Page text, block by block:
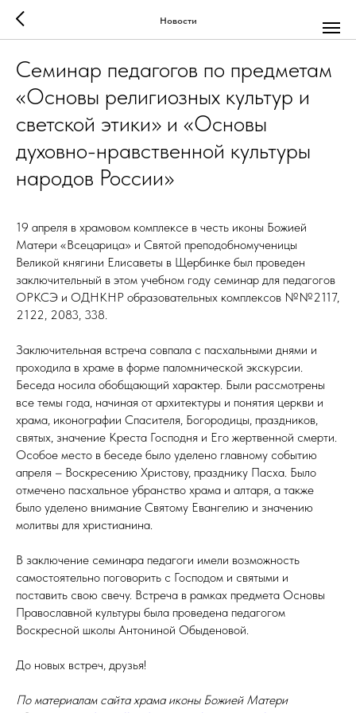
Новости
Семинар педагогов по предметам
«Основы религиозных культур и
светской этики» и «Основы
духовно-нравственной культуры
народов России»
19 апреля в храмовом комплексе в честь иконы Божией
Матери «Всецарица» и Святой преподобномученицы
Великой княгини Елисаветы в Щербинке был проведен
заключительный в этом учебном году семинар для педагогов
ОРКСЭ и ОДНКНР образовательных комплексов №№2117,
2122, 2083, 338.
Заключительная встреча совпала с пасхальными днями и
проходила в храме в форме паломнической экскурсии.
Беседа носила обобщающий характер. Были рассмотрены
все темы года, начиная от архитектуры и понятия церкви и
храма, иконографии Спасителя, Богородицы, праздников,
святых, значение Креста Господня и Его жертвенной смерти.
Особое место в беседе было уделено главному событию
апреля – Воскресению Христову, празднику Пасха. Было
отмечено пасхальное убранство храма и алтаря, а также
было уделено внимание Святому Евангелию и значению
молитвы для христианина.
В заключение семинара педагоги имели возможность
самостоятельно поговорить с Господом и святыми и
поставить свою свечу. Встреча в рамках предмета Основы
Православной культуры была проведена педагогом
Воскресной школы Антониной Обыденовой.
До новых встреч, друзья!
По материалам сайта храма иконы Божией Матери